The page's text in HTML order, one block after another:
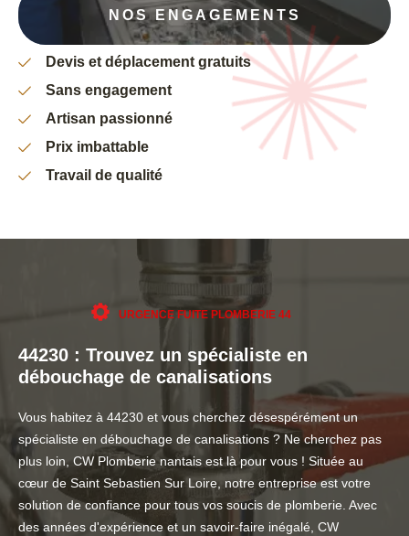
NOS ENGAGEMENTS
Devis et déplacement gratuits
Sans engagement
Artisan passionné
Prix imbattable
Travail de qualité
URGENCE FUITE PLOMBERIE 44
44230 : Trouvez un spécialiste en
débouchage de canalisations
Vous habitez à 44230 et vous cherchez désespérément un
spécialiste en débouchage de canalisations ? Ne cherchez pas
plus loin, CW Plomberie nantais est là pour vous ! Située au
cœur de Saint Sebastien Sur Loire, notre entreprise est votre
solution de confiance pour tous vos soucis de plomberie. Avec
des années d'expérience et un savoir-faire inégalé, CW